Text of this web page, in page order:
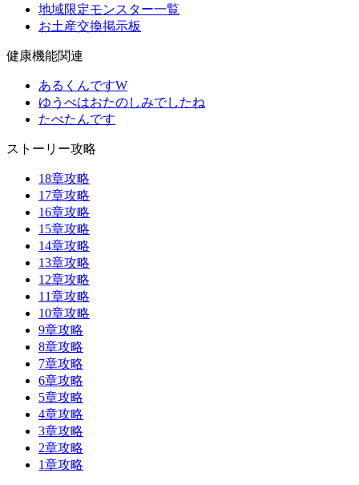
地域限定モンスター一覧
お土産交換掲示板
健康機能関連
あるくんですW
ゆうべはおたのしみでしたね
たべたんです
ストーリー攻略
18章攻略
17章攻略
16章攻略
15章攻略
14章攻略
13章攻略
12章攻略
11章攻略
10章攻略
9章攻略
8章攻略
7章攻略
6章攻略
5章攻略
4章攻略
3章攻略
2章攻略
1章攻略